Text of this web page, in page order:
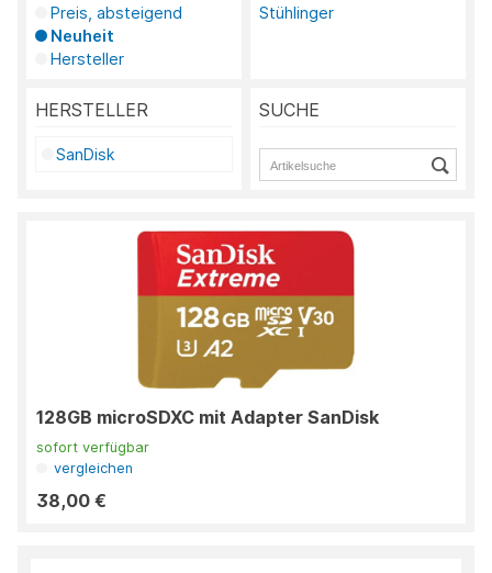
Preis, absteigend
Neuheit
Hersteller
Stühlinger
HERSTELLER
SanDisk
SUCHE
128GB microSDXC mit Adapter SanDisk
sofort verfügbar
vergleichen
38,00 €